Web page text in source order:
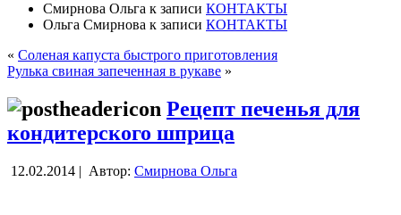
Смирнова Ольга к записи КОНТАКТЫ
Ольга Смирнова к записи КОНТАКТЫ
« Соленая капуста быстрого приготовления
Рулька свиная запеченная в рукаве »
Рецепт печенья для
кондитерского шприца
12.02.2014 | Автор: Смирнова Ольга